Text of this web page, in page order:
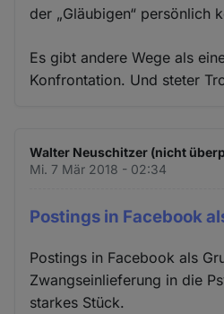
der „Gläubigen“ persönlich
Es gibt andere Wege als
Konfrontation. Und steter
Walter Neuschitzer (nicht
Mi. 7 Mär 2018 - 02:34
Postings in Facebook
Postings in Facebook als
Zwangseinlieferung in die
starkes Stück.